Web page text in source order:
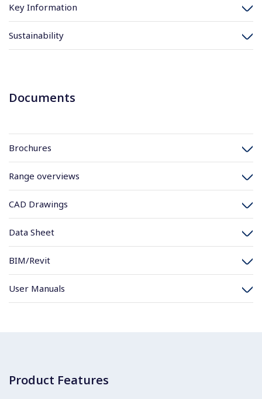
Key Information
Sustainability
Documents
Brochures
Range overviews
CAD Drawings
Data Sheet
BIM/Revit
User Manuals
Product Features